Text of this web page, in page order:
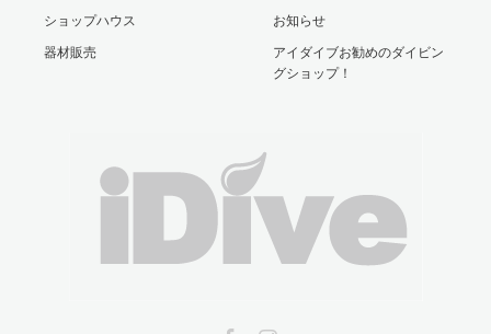
ショップハウス
器材販売
お知らせ
アイダイブお勧めのダイビン
グショップ！